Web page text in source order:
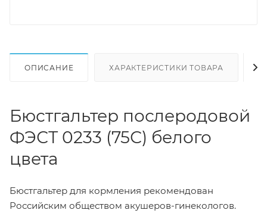
ОПИСАНИЕ ХАРАКТЕРИСТИКИ ТОВАРА
Бюстгальтер послеродовой
ФЭСТ 0233 (75С) белого
цвета
Бюстгальтер для кормления рекомендован
Российским обществом акушеров-гинекологов.